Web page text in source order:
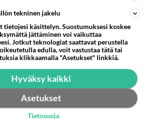
Olipa hyvä kirjoitus, kiitos. Ongelmat mitkä nostat esille on todellisia ja tämä ylimielisyys totta ja se näkyy kaikessa
Judo
75
ajattelevan sinusta?
Ikävä
761
Ikävä
65
746
tekninen jakelu
tietojesi käsittelyn. Suostumuksesi koskee
jättäminen voi vaikuttaa
Jotkut teknologiat saattavat perustella
edulla, voit vastustaa tätä tai
klikkaamalla "Asetukset" linkkiä.
Hyväksy kaikki
Asetukset
Tietosuoja